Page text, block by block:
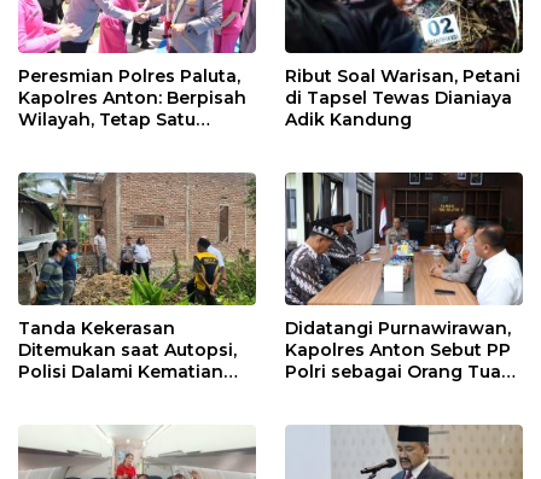
Peresmian Polres Paluta,
Kapolres Anton: Berpisah
Wilayah, Tetap Satu
Ribut Soal Warisan, Petani
di Tapsel Tewas Dianiaya
Adik Kandung
Tanda Kekerasan
Ditemukan saat Autopsi,
Polisi Dalami Kematian
Didatangi Purnawirawan,
Kapolres Anton Sebut PP
Polri sebagai Orang Tua